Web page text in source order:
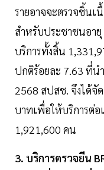
รายอาจจะตรวจชิ้นเ
สำหรับประชาชนอา
บริการทั้งสิ้น
ปกติร้อยละ 7.63 ที่น
2568 สปสช. จึงได้จั
บาทเพื่อให้บริการต่อ
1,921,600 คน
3. บริการตรวจยีน